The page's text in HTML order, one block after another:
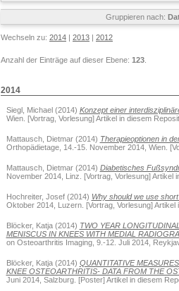
Gruppieren nach:
Wechseln zu: 2014 | 2013 | 2012
Anzahl der Einträge auf dieser Ebene: 123
2014
Siegl, Michael(2014) Konzept einer
Wien. [Vortrag, Vorlesung] Artikel in diesem
Mattausch, Dietmar(2014) Therapieoptionen in
Orthopädietage, 14.-15. November 2014, Wien.
Mattausch, Dietmar(2014) Diabetisches
November 2014, Linz. [Vortrag, Vorlesung] Artikel
Hochreiter, Josef(2014) Why should we use
Oktober 2014, Luzern. [Vortrag, Vorlesung]
Blöcker, Katja(2014) TWO YEAR
MENISCUS IN KNEES WITH MEDIAL
on Osteoarthritis Imaging, 9.-12. Juli 2014,
Blöcker, Katja(2014) QUANTITATIVE
KNEE OSTEOARTHRITIS- DATA FROM THE
Juni 2014, Salzburg. [Poster] Artikel in diesem